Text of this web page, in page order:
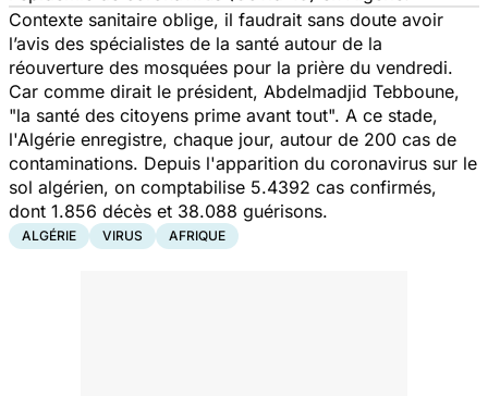
Contexte sanitaire oblige, il faudrait sans doute avoir
l’avis des spécialistes de la santé autour de la
réouverture des mosquées pour la prière du vendredi.
Car comme dirait le président, Abdelmadjid Tebboune,
"la santé des citoyens prime avant tout". A ce stade,
l'Algérie enregistre, chaque jour, autour de 200 cas de
contaminations. Depuis l'apparition du coronavirus sur le
sol algérien, on comptabilise 5.4392 cas confirmés,
dont 1.856 décès et 38.088 guérisons.
ALGÉRIE VIRUS AFRIQUE